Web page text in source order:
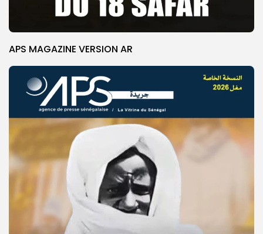
APS MAGAZINE VERSION AR